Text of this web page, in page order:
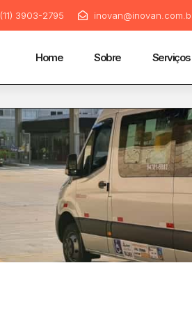
(11) 3903-2795
Home Sobre Serviços